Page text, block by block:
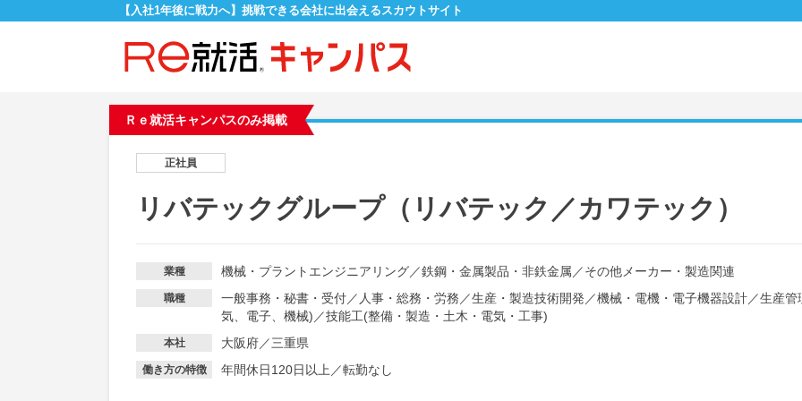
【入社1年後に戦力へ】挑戦できる会社に出会えるスカウトサイト
Ｒｅ就活キャンパスのみ掲載
正社員
リバテックグループ（リバテック／カワテック）
業種 機械・プラントエンジニアリング／鉄鋼・金属製品・非鉄金属 ／その他メーカー・製造関連
職種 一般事務・秘書・受付／ 人事・総務・労務 ／生産・製造技術開発 ／機械・電機・電子機器設計／生産管
気、電子、機械) ／技能工(整備・製造・土木・電気・工事)
本社 大阪府／三重県
働き方の特徴 年間休日120日以上 ／転勤なし